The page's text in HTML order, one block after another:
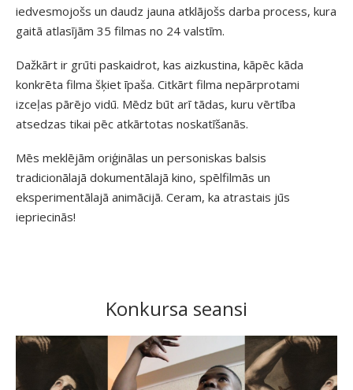
iedvesmojošs un daudz jauna atklājošs darba process, kura
gaitā atlasījām 35 filmas no 24 valstīm.
Dažkārt ir grūti paskaidrot, kas aizkustina, kāpēc kāda
konkrēta filma šķiet īpaša. Citkārt filma nepārprotami
izceļas pārējo vidū. Mēdz būt arī tādas, kuru vērtība
atsedzas tikai pēc atkārtotas noskatīšanās.
Mēs meklējām oriģinālas un personiskas balsis
tradicionālajā dokumentālajā kino, spēlfilmās un
eksperimentālajā animācijā. Ceram, ka atrastais jūs
iepriecinās!
Konkursa seansi